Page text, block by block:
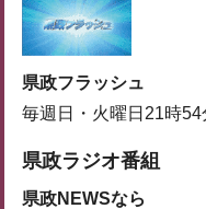
県政フラッシュ
毎週日・火曜日21時
県政ラジオ番組
県政NEWSなら